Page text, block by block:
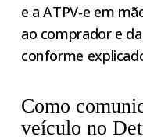
e a ATPV-e em
ao comprador e
conforme
Como
veículo no